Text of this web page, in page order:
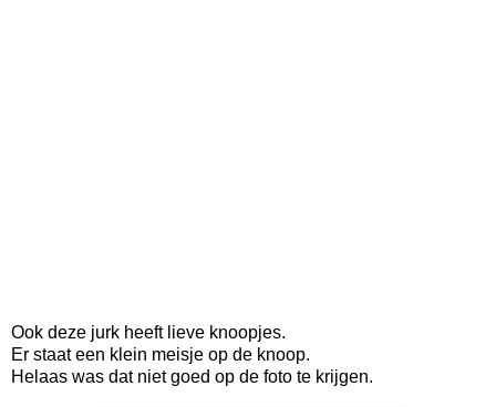
Ook deze jurk heeft lieve knoopjes.
Er staat een klein meisje op de knoop.
Helaas was dat niet goed op de foto te krijgen.